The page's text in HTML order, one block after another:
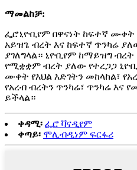
ማመልከቻ:
ፌሮኒዮቢየም በዋናነት ከፍተኛ
አይዝጌ ብረት እና ከፍተኛ ጥንካሬ
ያገለግላል። ኒዮቢየም ከማይዝግ
የሚቋቋም ብረት ያለው የተረጋጋ
ሙቀት የእህል እድገትን መከላከል፣
የአረብ ብረትን ጥንካሬ፣ ጥንካሬ እና
ይችላል።
ቀዳሚ፡ ፌሮ ቫናዲየም
ቀጣይ፡ ሞሊብዲነም ፍርፋሪ